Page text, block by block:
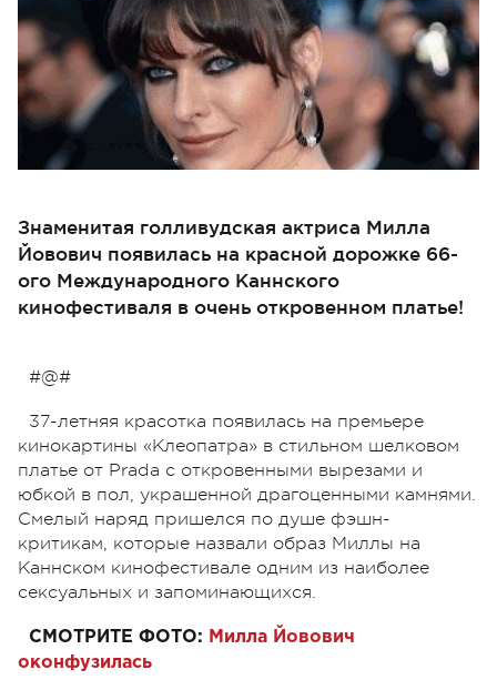
Знаменитая голливудская актриса Милла
Йовович появилась на красной дорожке 66-
ого Международного Каннского
кинофестиваля в очень откровенном платье!
#@#
37-летняя красотка появилась на премьере
кинокартины «Клеопатра» в стильном шелковом
платье от Prada с откровенными вырезами и
юбкой в пол, украшенной драгоценными камнями.
Смелый наряд пришелся по душе фэшн-
критикам, которые назвали образ Миллы на
Каннском кинофестивале одним из наиболее
сексуальных и запоминающихся.
СМОТРИТЕ ФОТО: Милла Йовович
оконфузилась